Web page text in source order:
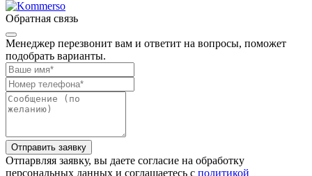
Обратная связь
Менеджер перезвонит вам и ответит на вопросы, поможет
подобрать варианты.
Отправить заявку
Отпарвляя заявку, вы даете согласие на обработку
персональных данных и соглашаетесь с политикой